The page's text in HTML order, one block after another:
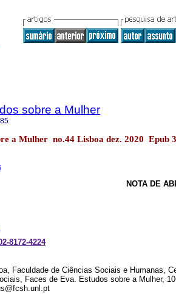
sobre a Mulher
a Mulher no.44 Lisboa dez. 2020 Epub
NOTA DE
8172-4224
Faculdade de Ciências Sociais e Humanas,
Faces de Eva. Estudos sobre a Mulher,